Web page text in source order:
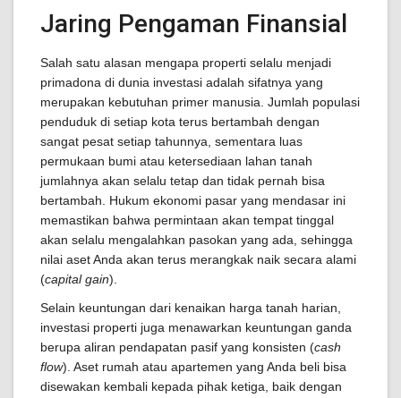
Jaring Pengaman Finansial
Salah satu alasan mengapa properti selalu menjadi
primadona di dunia investasi adalah sifatnya yang
merupakan kebutuhan primer manusia. Jumlah populasi
penduduk di setiap kota terus bertambah dengan
sangat pesat setiap tahunnya, sementara luas
permukaan bumi atau ketersediaan lahan tanah
jumlahnya akan selalu tetap dan tidak pernah bisa
bertambah. Hukum ekonomi pasar yang mendasar ini
memastikan bahwa permintaan akan tempat tinggal
akan selalu mengalahkan pasokan yang ada, sehingga
nilai aset Anda akan terus merangkak naik secara alami
(capital gain).
Selain keuntungan dari kenaikan harga tanah harian,
investasi properti juga menawarkan keuntungan ganda
berupa aliran pendapatan pasif yang konsisten (cash
flow). Aset rumah atau apartemen yang Anda beli bisa
disewakan kembali kepada pihak ketiga, baik dengan